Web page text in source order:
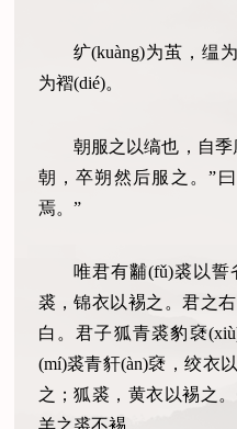
纩(kuàng)为茧，缊
为褶(dié)。
朝服之以缟也，自
朝，卒朔然后服之。”
焉。”
唯君有黼(fǔ)裘以
裘，锦衣以裼之。君之
白。君子狐青裘豹褎
(mí)裘青豻(àn)褎，绞衣
之；狐裘，黄衣以裼之
羊之裘不裼。